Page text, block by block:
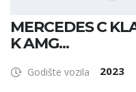
MERCEDES C
K AMG...
Godište vozila 2023